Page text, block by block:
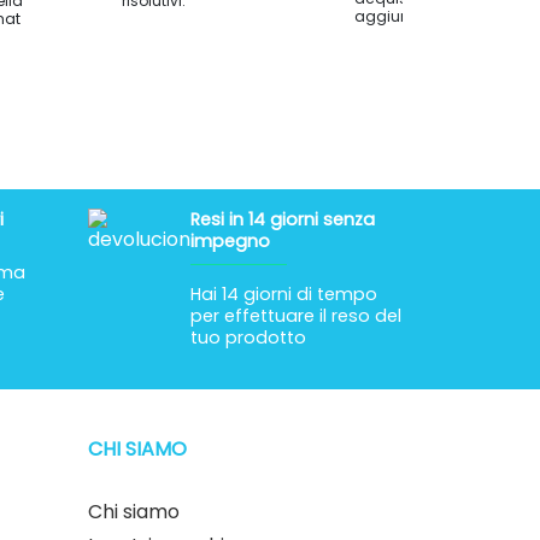
nella vendita di carrozzine elettriche
che si adatta maggiormente alle tue
aggiungere commenti.
Resi in 14 giorni senza
impegno
Hai 14 giorni di tempo
per effettuare il reso del
tuo prodotto
CHI SIAMO
Chi siamo